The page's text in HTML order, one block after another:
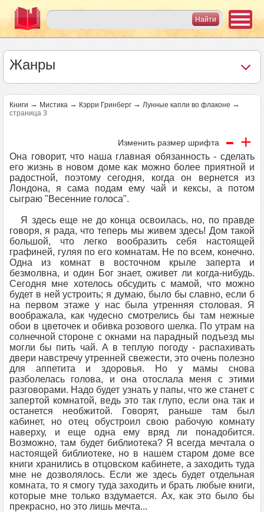
Жанры
Книги → Мистика → Кэрри Гринберг → Лунные капли во флаконе →
страница 3
Изменить размер шрифта - +
Она говорит, что наша главная обязанность - сделать
его жизнь в новом доме как можно более приятной и
радостной, поэтому сегодня, когда он вернется из
Лондона, я сама подам ему чай и кексы, а потом
сыграю "Весенние голоса".
Я здесь еще не до конца освоилась, но, по правде
говоря, я рада, что теперь мы живем здесь! Дом такой
большой, что легко вообразить себя настоящей
графиней, гуляя по его комнатам. Не по всем, конечно.
Одна из комнат в восточном крыле заперта и
безмолвна, и один Бог знает, оживет ли когда-нибудь.
Сегодня мне хотелось обсудить с мамой, что можно
будет в ней устроить; я думаю, было бы славно, если б
на первом этаже у нас была утренняя столовая. Я
воображала, как чудесно смотрелись бы там нежные
обои в цветочек и обивка розового шелка. По утрам на
солнечной стороне с окнами на парадный подъезд мы
могли бы пить чай. А в теплую погоду - распахивать
двери навстречу утренней свежести, это очень полезно
для аппетита и здоровья. Но у мамы снова
разболелась голова, и она отослала меня с этими
разговорами. Надо будет узнать у папы, что же станет с
запертой комнатой, ведь это так глупо, если она так и
останется необжитой. Говорят, раньше там был
кабинет, но отец обустроил свою рабочую комнату
наверху, и еще одна ему вряд ли понадобится.
Возможно, там будет библиотека? Я всегда мечтала о
настоящей библиотеке, но в нашем старом доме все
книги хранились в отцовском кабинете, а заходить туда
мне не дозволялось. Если же здесь будет отдельная
комната, то я смогу туда заходить и брать любые книги,
которые мне только вздумается. Ах, как это было бы
прекрасно, но это лишь мечта...